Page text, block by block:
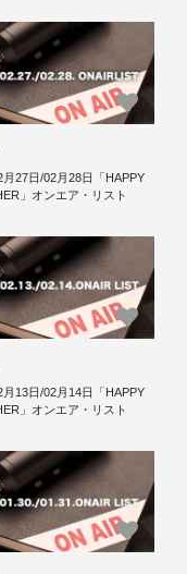
月27日/02月28日「HAPPY
」オンエア・リスト
月13日/02月14日「HAPPY
」オンエア・リスト